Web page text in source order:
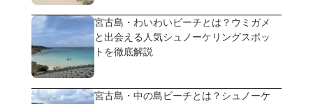
宮古島・わいわいビーチとは？ウミガメ
と出会える人気シュノーケリングスポッ
トを徹底解説
宮古島・中の島ビーチとは？シュノーケ